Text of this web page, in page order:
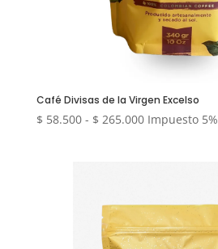
Café Divisas de la Virgen Excelso
$ 58.500 - $ 265.000Rango
hasta
$ 265.000
Impuesto 5%